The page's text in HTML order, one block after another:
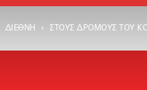
ΔΙΕΘΝΉ ΣΤΟΥΣ ΔΡΌΜΟΥΣ ΤΟΥ